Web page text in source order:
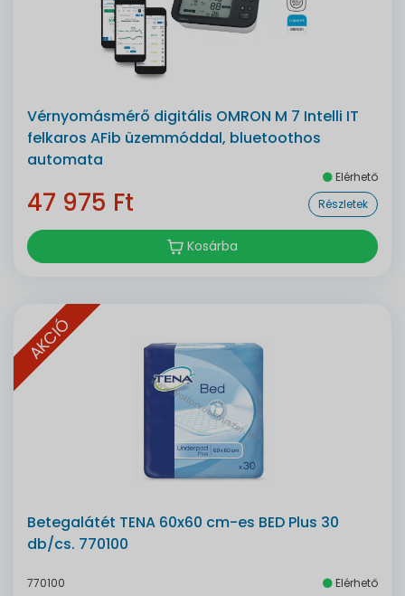
Vérnyomásmérő digitális OMRON M 7 Intelli IT
felkaros AFib üzemmóddal, bluetoothos
automata
Elérhető
47 975 Ft Részletek
Kosárba
AKCIÓ
Betegalátét TENA 60x60 cm-es BED Plus 30
db/cs. 770100
770100 Elérhető